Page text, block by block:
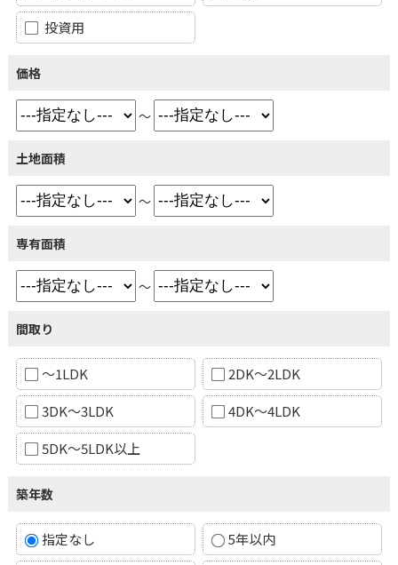
投資用
価格
～
土地面積
～
専有面積
～
間取り
～1LDK
2DK～2LDK
3DK～3LDK
4DK～4LDK
5DK～5LDK以上
築年数
指定なし
5年以内